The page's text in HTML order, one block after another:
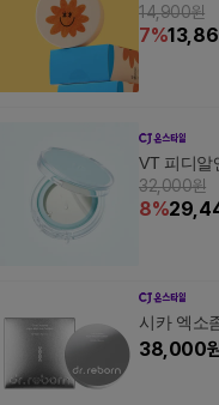
14,900원
7%
VT 피디알
32,000원
8%
시카 엑소
38,000